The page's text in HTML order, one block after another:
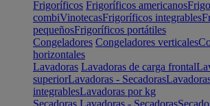
Frigoríficos Frigoríficos americanos
combiVinotecasFrigoríficos integrables
pequeñosFrigoríficos portátiles
Congeladores Congeladores verticales
horizontales
Lavadoras Lavadoras de carga frontal
superiorLavadoras - Secadoras
integrablesLavadoras por kg
Secadoras Lavadoras - Secadoras